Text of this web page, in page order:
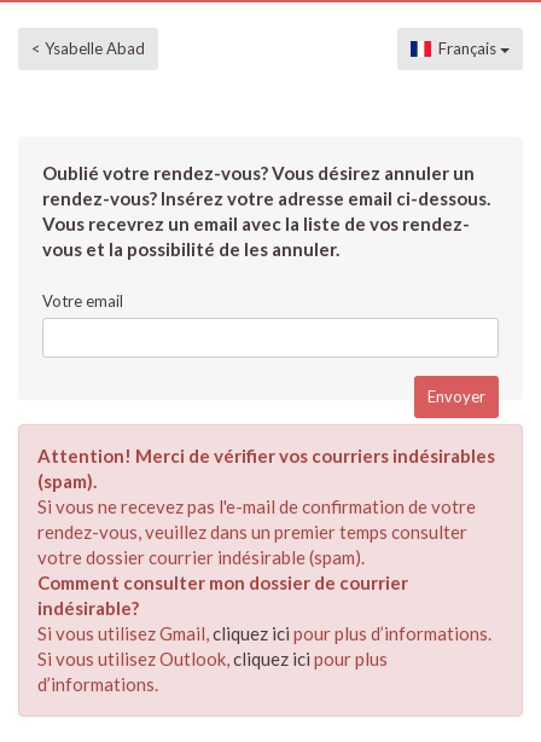
< Ysabelle Abad Français
Oublié votre rendez-vous? Vous désirez annuler un
rendez-vous? Insérez votre adresse email ci-dessous.
Vous recevrez un email avec la liste de vos rendez-
vous et la possibilité de les annuler.
Votre email
Attention! Merci de vérifier vos courriers indésirables
(spam).
Si vous ne recevez pas l'e-mail de confirmation de votre
rendez-vous, veuillez dans un premier temps consulter
votre dossier courrier indésirable (spam).
Comment consulter mon dossier de courrier
indésirable?
Si vous utilisez Gmail,cliquez ici pour plus d’informations.
Si vous utilisez Outlook,cliquez ici pour plus
d’informations.